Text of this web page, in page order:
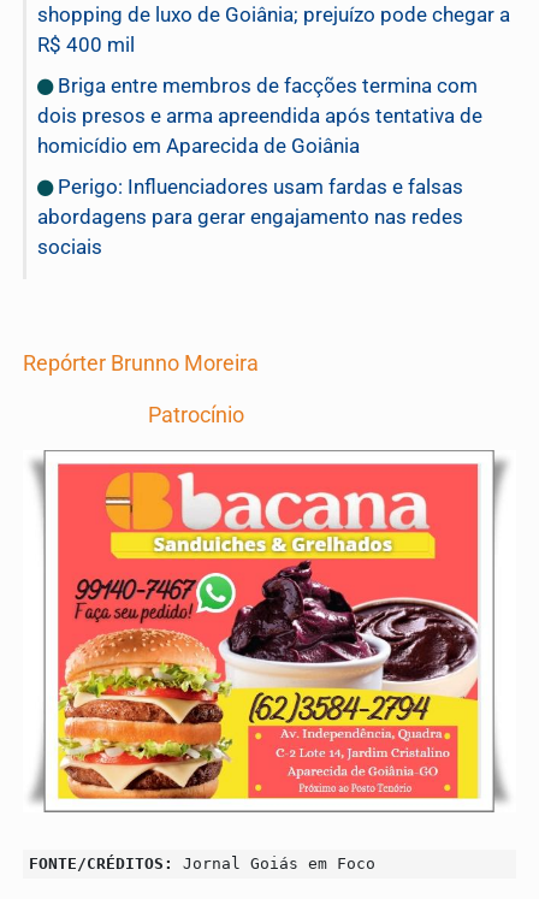
shopping de luxo de Goiânia; prejuízo pode chegar a
R$ 400 mil
Briga entre membros de facções termina com
dois presos e arma apreendida após tentativa de
homicídio em Aparecida de Goiânia
Perigo: Influenciadores usam fardas e falsas
abordagens para gerar engajamento nas redes
sociais
Repórter Brunno Moreira
Patrocínio
FONTE/CRÉDITOS: Jornal Goiás em Foco